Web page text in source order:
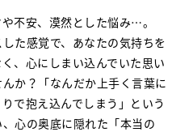
不安、漠然とした悩み…。
た感覚で、あなたの気持ちを
、心にしまい込んでいた思い
か？「なんだか上手く言葉に
で抱え込んでしまう」という
心の奥底に隠れた「本当の